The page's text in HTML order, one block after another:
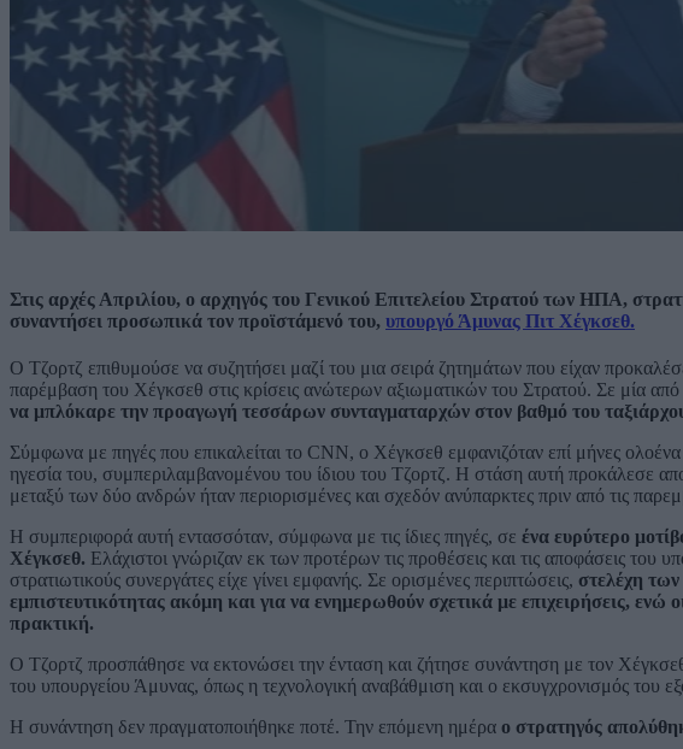
Στις αρχές Απριλίου, ο αρχηγός του Γενικού Επιτελείου Στρατού των ΗΠΑ,
συναντήσει προσωπικά τον προϊστάμενό του, υπουργό Άμυνας Πιτ Χέγκσεθ.
Ο Τζορτζ επιθυμούσε να συζητήσει μαζί του μια σειρά ζητημάτων που είχαν
παρέμβαση του Χέγκσεθ στις κρίσεις ανώτερων αξιωματικών του Στρατού. Σε μία από
να μπλόκαρε την προαγωγή τεσσάρων συνταγματαρχών στον βαθμό του
Σύμφωνα με πηγές που επικαλείται το CNN, ο Χέγκσεθ εμφανιζόταν επί μήνες
ηγεσία του, συμπεριλαμβανομένου του ίδιου του Τζορτζ. Η στάση αυτή προκάλεσε
μεταξύ των δύο ανδρών ήταν περιορισμένες και σχεδόν ανύπαρκτες πριν από τις
Η συμπεριφορά αυτή εντασσόταν, σύμφωνα με τις ίδιες πηγές, σε ένα ευρύτερο
Χέγκσεθ. Ελάχιστοι γνώριζαν εκ των προτέρων τις προθέσεις και τις αποφάσεις του
στρατιωτικούς συνεργάτες είχε γίνει εμφανής. Σε ορισμένες περιπτώσεις, στελέχη
εμπιστευτικότητας ακόμη και για να ενημερωθούν σχετικά με επιχειρήσεις, ενώ
πρακτική.
Ο Τζορτζ προσπάθησε να εκτονώσει την ένταση και ζήτησε συνάντηση με τον
του υπουργείου Άμυνας, όπως η τεχνολογική αναβάθμιση και ο εκσυγχρονισμός του
Η συνάντηση δεν πραγματοποιήθηκε ποτέ. Την επόμενη ημέρα ο στρατηγός